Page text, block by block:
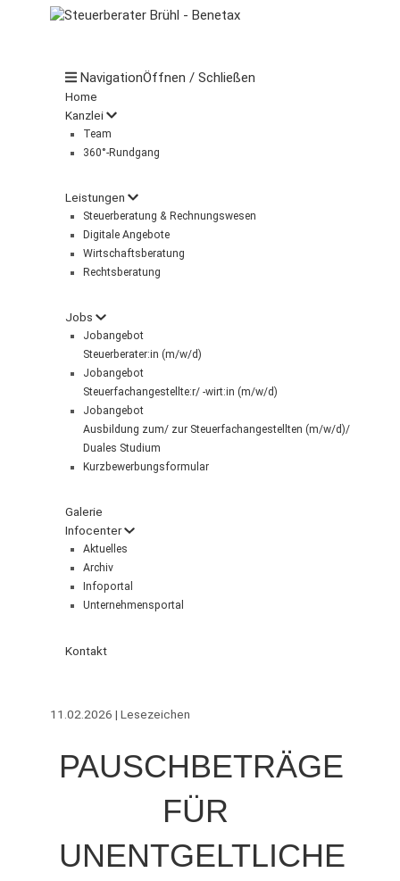
NavigationÖffnen / Schließen
Home
Kanzlei
Team
360°-Rundgang
Leistungen
Steuerberatung & Rechnungswesen
Digitale Angebote
Wirtschaftsberatung
Rechtsberatung
Jobs
Jobangebot
Steuerberater:in (m/w/d)
Jobangebot
Steuerfachangestellte:r/ -wirt:in (m/w/d)
Jobangebot
Ausbildung zum/ zur Steuerfachangestellten (m/w/d)/
Duales Studium
Kurzbewerbungsformular
Galerie
Infocenter
Aktuelles
Archiv
Infoportal
Unternehmensportal
Kontakt
11.02.2026 | Lesezeichen
PAUSCHBETRÄGE
FÜR
UNENTGELTLICHE